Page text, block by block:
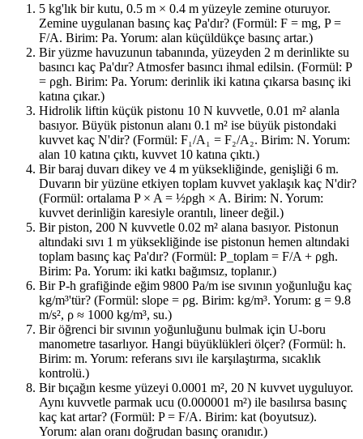
5 kg'lık bir kutu, 0.5 m × 0.4 m yüzeyle zemine oturuyor.
Zemine uygulanan basınç kaç Pa'dır? (Formül: F = mg, P =
F/A. Birim: Pa. Yorum: alan küçüldükçe basınç artar.)
Bir yüzme havuzunun tabanında, yüzeyden 2 m derinlikte su
basıncı kaç Pa'dır? Atmosfer basıncı ihmal edilsin. (Formül: P
= ρgh. Birim: Pa. Yorum: derinlik iki katına çıkarsa basınç iki
katına çıkar.)
Hidrolik liftin küçük pistonu 10 N kuvvetle, 0.01 m² alanla
basıyor. Büyük pistonun alanı 0.1 m² ise büyük pistondaki
kuvvet kaç N'dir? (Formül: F₁/A₁ = F₂/A₂. Birim: N. Yorum:
alan 10 katına çıktı, kuvvet 10 katına çıktı.)
Bir baraj duvarı dikey ve 4 m yüksekliğinde, genişliği 6 m.
Duvarın bir yüzüne etkiyen toplam kuvvet yaklaşık kaç N'dir?
(Formül: ortalama P × A = ½ρgh × A. Birim: N. Yorum:
kuvvet derinliğin karesiyle orantılı, lineer değil.)
Bir piston, 200 N kuvvetle 0.02 m² alana basıyor. Pistonun
altındaki sıvı 1 m yüksekliğinde ise pistonun hemen altındaki
toplam basınç kaç Pa'dır? (Formül: P_toplam = F/A + ρgh.
Birim: Pa. Yorum: iki katkı bağımsız, toplanır.)
Bir P-h grafiğinde eğim 9800 Pa/m ise sıvının yoğunluğu kaç
kg/m³'tür? (Formül: slope = ρg. Birim: kg/m³. Yorum: g = 9.8
m/s², ρ ≈ 1000 kg/m³, su.)
Bir öğrenci bir sıvının yoğunluğunu bulmak için U-boru
manometre tasarlıyor. Hangi büyüklükleri ölçer? (Formül: h.
Birim: m. Yorum: referans sıvı ile karşılaştırma, sıcaklık
kontrolü.)
Bir bıçağın kesme yüzeyi 0.0001 m², 20 N kuvvet uyguluyor.
Aynı kuvvetle parmak ucu (0.000001 m²) ile basılırsa basınç
kaç kat artar? (Formül: P = F/A. Birim: kat (boyutsuz).
Yorum: alan oranı doğrudan basınç oranıdır.)